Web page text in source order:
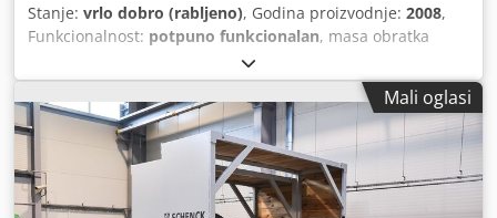
Stanje: vrlo dobro (rabljeno), Godina proizvodnje: 2008,
Funkcionalnost: potpuno funkcionalan, masa obratka
, ukupna širina:
1.500 mm, Univerzalni dinamički balanser za rotore od 3 -
300 kg. Mjerni sustav CAB803, poklopac klase C, oznaka CE
Dodpfxsu Nmppo Agxsck
Mali oglasi